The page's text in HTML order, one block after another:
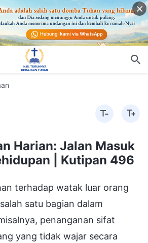
Harian: Jalan Masuk
| Kutipan 496
terhadap watak luar orang
satu bagian dalam
penanganan sifat
yang tidak wajar secara